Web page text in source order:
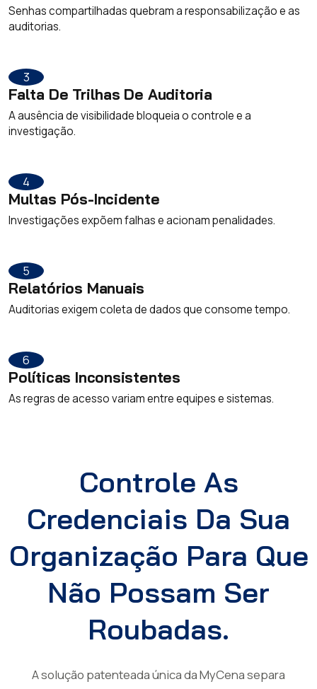
Senhas compartilhadas quebram a responsabilização e as
auditorias.
3
Falta De Trilhas De Auditoria
A ausência de visibilidade bloqueia o controle e a
investigação.
4
Multas Pós-Incidente
Investigações expõem falhas e acionam penalidades.
5
Relatórios Manuais
Auditorias exigem coleta de dados que consome tempo.
6
Políticas Inconsistentes
As regras de acesso variam entre equipes e sistemas.
Controle As
Credenciais Da Sua
Organização Para Que
Não Possam Ser
Roubadas.
A solução patenteada única da MyCena separa